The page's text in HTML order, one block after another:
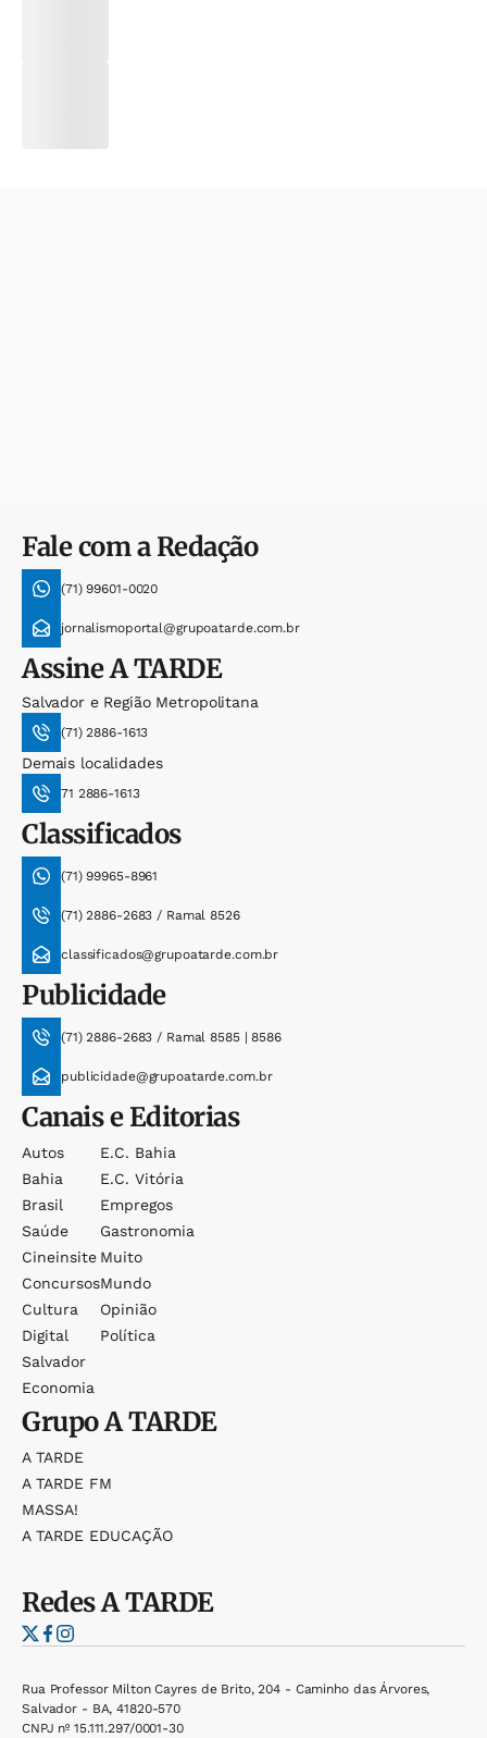
Fale com a Redação
(71) 99601-0020
jornalismoportal@grupoatarde.com.br
AssineA TARDE
Salvador e Região Metropolitana
(71) 2886-1613
Demais localidades
71 2886-1613
Classificados
(71) 99965-8961
(71) 2886-2683 / Ramal 8526
classificados@grupoatarde.com.br
Publicidade
(71) 2886-2683 / Ramal 8585 | 8586
publicidade@grupoatarde.com.br
Canais e Editorias
Autos
Bahia
Brasil
Saúde
Cineinsite
Concursos
Cultura
Digital
Salvador
Economia
E.c. Bahia
E.c. Vitória
Empregos
Gastronomia
Muito
Mundo
Opinião
Política
GrupoA TARDE
A TARDE
A TARDE FM
MASSA!
A TARDE EDUCAÇÃO
RedesA TARDE
Rua Professor Milton Cayres de Brito, 204 - Caminho das Árvores,
Salvador - BA, 41820-570
CNPJ nº 15.111.297/0001-30